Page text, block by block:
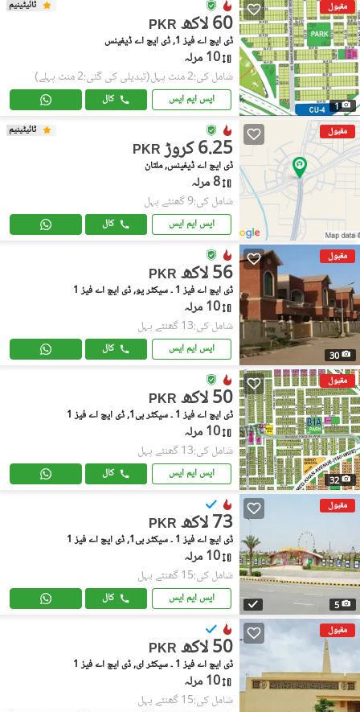
مقبول
1
ٹائیٹینیم
PKR 60 لاکھ
ڈی ایچ اے فیز 1, ڈی ایچ اے ڈیفینس
10 مرلہ
شامل کی:2 منٹ پہل (تبدیلی کی گئی:2 منٹ پہلے)
ایس ایم ایس کال
مقبول ٹائیٹینیم
PKR 6.25 کروڑ
ڈی ایچ اے ڈیفینس, ملتان
8 مرلہ
شامل کی:9 گھنٹے پہل
ایس ایم ایس کال
مقبول
30
PKR 56 لاکھ
ڈی ایچ اے فیز 1 ۔ سیکٹر یو, ڈی ایچ اے فیز 1
10 مرلہ
شامل کی:13 گھنٹے پہل
ایس ایم ایس کال
مقبول
32
PKR 50 لاکھ
ڈی ایچ اے فیز 1 ۔ سیکٹر بی1, ڈی ایچ اے فیز 1
10 مرلہ
شامل کی:13 گھنٹے پہل
ایس ایم ایس کال
مقبول
5
PKR 73 لاکھ
ڈی ایچ اے فیز 1 ۔ سیکٹر بی1, ڈی ایچ اے فیز 1
10 مرلہ
شامل کی:15 گھنٹے پہل
ایس ایم ایس کال
مقبول
PKR 50 لاکھ
ڈی ایچ اے فیز 1 ۔ سیکٹر ای, ڈی ایچ اے فیز 1
10 مرلہ
شامل کی:15 گھنٹے پہل